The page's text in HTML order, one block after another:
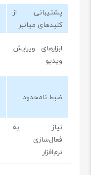
پشتیبانی از
کلیدهای میانبر
ابزارهای ویرایش
ویدیو
ضبط نامحدود
نیاز به
فعال‌سازی
نرم‌افزار